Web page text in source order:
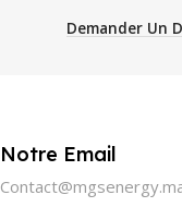
Demander Un
Notre Email